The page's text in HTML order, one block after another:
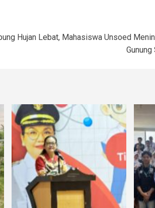
Hujan Lebat, Mahasiswa Unsoed